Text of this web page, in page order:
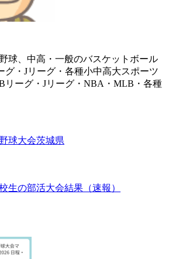
球、中高・一般のバスケットボール
グ・Jリーグ・各種小中高大スポーツ
リーグ・Jリーグ・NBA・MLB・各種
球大会茨城県
生の部活大会結果（速報）